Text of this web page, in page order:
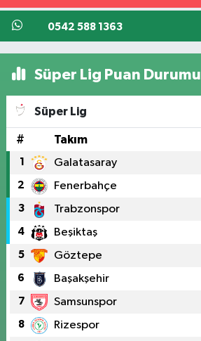
0542 588 1363
Süper Lig Puan Durumu
Süper Lig
# Takım
1 Galatasaray
2 Fenerbahçe
3 Trabzonspor
4 Beşiktaş
5 Göztepe
6 Başakşehir
7 Samsunspor
8 Rizespor